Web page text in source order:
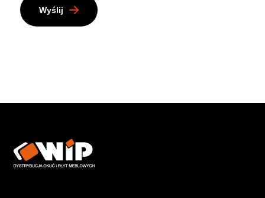
Wyślij